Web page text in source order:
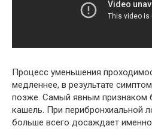
Процесс уменьшения
медленнее, в результате
позже. Самый явным признаком
кашель. При перибронхиальной
больше всего досаждает